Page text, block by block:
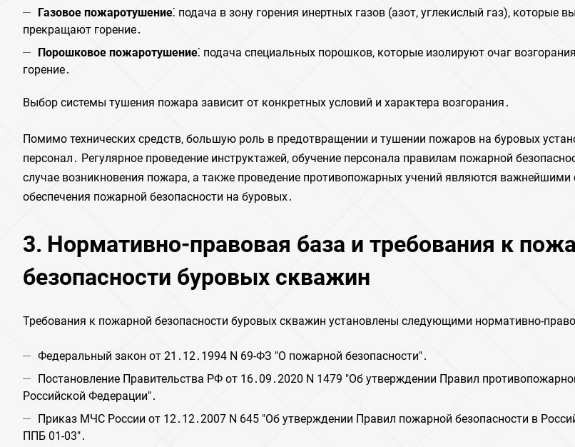
Газовое пожаротушение⁚ подача в зону горения инертных газов (азот‚ углекислый газ)‚ которые
прекращают горение․
Порошковое пожаротушение⁚ подача специальных порошков‚ которые изолируют очаг
горение․
Выбор системы тушения пожара зависит от конкретных условий и характера возгорания․
Помимо технических средств‚ большую роль в предотвращении и тушении пожаров на буровых
персонал․ Регулярное проведение инструктажей‚ обучение персонала правилам пожарной
случае возникновения пожара‚ а также проведение противопожарных учений являются
обеспечения пожарной безопасности на буровых․
3․ Нормативно-правовая база и требования к
безопасности буровых скважин
Требования к пожарной безопасности буровых скважин установлены следующими нормативно-
Федеральный закон от 21․12․1994 N 69-ФЗ "О пожарной безопасности"․
Постановление Правительства РФ от 16․09․2020 N 1479 "Об утверждении Правил
Российской Федерации"․
Приказ МЧС России от 12․12․2007 N 645 "Об утверждении Правил пожарной безопасности в
ППБ 01-03"․